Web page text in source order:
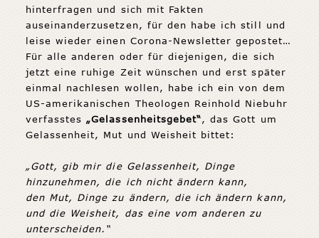
hinterfragen und sich mit Fakten
auseinanderzusetzen, für den habe ich still und
leise wieder einen Corona-Newsletter gepostet…
Für alle anderen oder für diejenigen, die sich
jetzt eine ruhige Zeit wünschen und erst später
einmal nachlesen wollen, habe ich ein von dem
US-amerikanischen Theologen Reinhold Niebuhr
verfasstes„Gelassenheitsgebet“, das Gott um
Gelassenheit, Mut und Weisheit bittet:
„Gott, gib mir die Gelassenheit, Dinge
hinzunehmen, die ich nicht ändern kann,
den Mut, Dinge zu ändern, die ich ändern kann,
und die Weisheit, das eine vom anderen zu
unterscheiden.“